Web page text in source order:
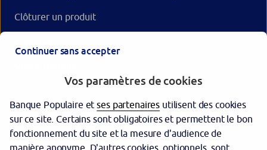
Clôturer un produit
Continuer sans accepter
Vos paramètres de cookies
Banque Populaire etses partenaires utilisent des cookies
sur ce site. Certains sont obligatoires et permettent le bon
fonctionnement du site et la mesure d'audience de
manière anonyme. D'autres cookies, optionnels, sont